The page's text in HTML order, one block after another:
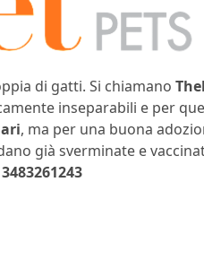
di gatti. Si chiamano
inseparabili e per
, ma per una buona
già sverminate e
3483261243